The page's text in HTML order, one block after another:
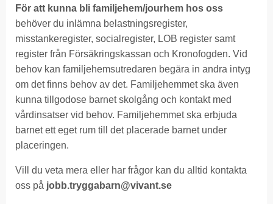
För att kunna bli familjehem/jourhem hos oss
behöver du inlämna belastningsregister,
misstankeregister, socialregister, LOB register samt
register från Försäkringskassan och Kronofogden. Vid
behov kan familjehemsutredaren begära in andra intyg
om det finns behov av det. Familjehemmet ska även
kunna tillgodose barnet skolgång och kontakt med
vårdinsatser vid behov. Familjehemmet ska erbjuda
barnet ett eget rum till det placerade barnet under
placeringen.
Vill du veta mera eller har frågor kan du alltid kontakta
oss på jobb.tryggabarn@vivant.se